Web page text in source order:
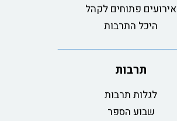
אירועים פתוחים לקהל
היכל התרבות
תרבות
לגלות תרבות
שבוע הספר